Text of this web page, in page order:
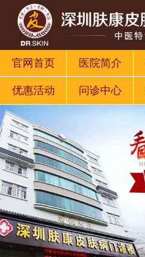
官网首页 医院简介
优惠活动 问诊中心